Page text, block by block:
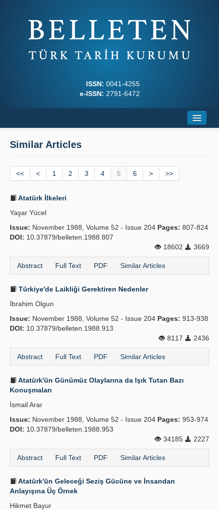
ISSN: 0041-4255
e-ISSN: 2791-6472
Journal Boards
Writing Rules
Principles
Publication Policies
Similar Articles
<< < 1 2 3 4 5 6 > >>
Atatürk İlkeleri
Yaşar Yücel
Issue: November 1988, Volume 52 - Issue 204 Pages: 807-824
DOI: 10.37879/belleten.1988.807
18602
3669
Abstract Full Text PDF Similar Articles
Türkiye'de Laikliği Gerektiren Nedenler
İbrahim Olgun
Issue: November 1988, Volume 52 - Issue 204 Pages: 913-938
DOI: 10.37879/belleten.1988.913
8117
2436
Abstract Full Text PDF Similar Articles
Atatürk'ün Günümüz Olaylarına da Işık Tutan Bazı
Konuşmaları
İsmail Arar
Issue: November 1988, Volume 52 - Issue 204 Pages: 953-974
DOI: 10.37879/belleten.1988.953
34185
2227
Abstract Full Text PDF Similar Articles
Atatürk'ün Geleceği Seziş Gücüne ve İnsandan
Anlayışına Üç Örnek
Hikmet Bayur